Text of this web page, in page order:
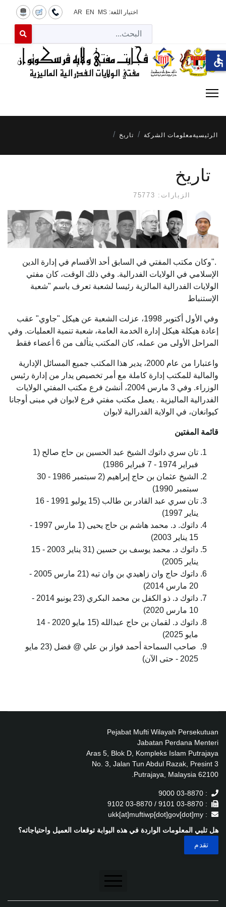
اختيار اللغة: MS
EN
AR
for results.
الرئيسيةمعلومات الشركة تاريخ
تاريخ
الزيارات: 75773
."وكان مكتب المفتي في السابق أحد الأقسام في إدارة الدين
الإسلامي في الولايات الفدرالية. وفي ذلك الوقت، كان مفتي
الولايات الفدرالية المالزية رئيسا لشعبة تعرف باسم "شعبة
الإستنباط
وفي الأول أكتوبر 1998، عزلت الشعبة عن هيكل "جاوي" عقب
إعادة هيكلة هيكل إدارة الخدمة العامة، شعبة تنمية العمليات. وفي
المراحل الأولى من عمله، كان المكتب يتألف من 6 أعضاء فقط
واعتبارا من عام 2000، يدير هذا المكتب جميع المسائل الإدارية
والمالية للمكتب إدارة كاملة مع أمر تخصيص يدار من إدارة رئيس
الوزراء. وفي 3 مارس 2004، أنشئ فرع مكتب المفتي الولايات
الفدرالية الماليزية . يعمل مكتب مفتي فرع لابوان في مبنى أوجانا
كيوانغان، في الولاية الفدرالية لابوان
قائمة المفتين
تان سري داتوك الشيخ عبد الحسين بن حاج صالح (1
فبراير 1974 - 7 فبراير 1986)
الشيخ عثمان بن حاج إبراهيم (2 سبتمبر 1986 - 30
سبتمبر 1990)
تان سري عبد القادر بن طالب (15 يوليو 1991 - 16
يناير 1997)
داتوك. د. محمد هاشم بن حاج يحيى (1 مارس 1997 -
15 يناير 2003)
داتوك د. محمد يوسف بن حسين (31 يناير 2003 - 15
يناير 2005)
داتوك حاج وان زاهيدي بن وان تيه (21 مارس 2005 -
20 مارس 2014)
داتوك د. ذو الكفل بن محمد البكري (23 يونيو 2014 -
10 مارس 2020)
داتوك د. لقمان بن حاج عبدالله (15 مايو 2020 - 14
مايو 2025)
صاحب السماحة أحمد فواز بن علي @ فضل (23 مايو
2025 - حتى الآن)
Pejabat Mufti Wilayah Persekutuan
Jabatan Perdana Menteri
Aras 5, Blok D, Kompleks Islam Putrajaya
No. 3, Jalan Tun Abdul Razak, Presint 3
62100 Putrajaya, Malaysia.
: 03-8870 9000
: 03-8870 9101 / 03-8870 9102
: ukk[at]muftiwp[dot]gov[dot]my
هل تلبي المعلومات الواردة في هذه البوابة توقعات العميل واحتياجاته؟
تنصل
accessible